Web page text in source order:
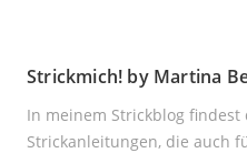
Strickmich! by Martina
In meinem Strickblog
Strickanleitungen, die auch